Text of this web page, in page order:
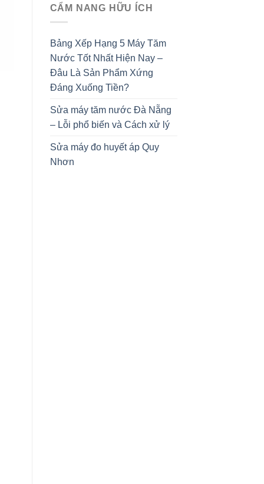
CẨM NANG HỮU ÍCH
Bảng Xếp Hạng 5 Máy Tăm
Nước Tốt Nhất Hiện Nay –
Đâu Là Sản Phẩm Xứng
Đáng Xuống Tiền?
Sửa máy tăm nước Đà Nẵng
– Lỗi phổ biến và Cách xử lý
Sửa máy đo huyết áp Quy
Nhơn